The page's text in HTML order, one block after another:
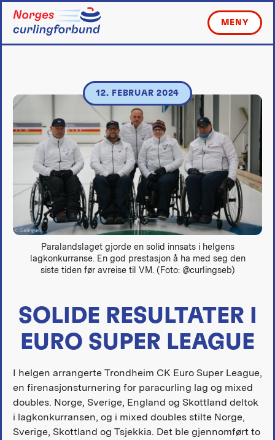
content
MENY
12. FEBRUAR 2024
Paralandslaget gjorde en solid innsats i helgens
lagkonkurranse. En god prestasjon å ha med seg den
siste tiden før avreise til VM. (Foto: @curlingseb)
SOLIDE RESULTATER I
EURO SUPER LEAGUE
I helgen arrangerte Trondheim CK Euro Super League,
en firenasjonsturnering for paracurling lag og mixed
doubles. Norge, Sverige, England og Skottland deltok
i lagkonkurransen, og i mixed doubles stilte Norge,
Sverige, Skottland og Tsjekkia. Det ble gjennomført to